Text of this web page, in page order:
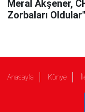
Meral Akşener,
Zorbaları Oldular"
Anasayfa Künye